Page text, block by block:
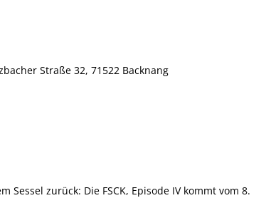
Straße 32, 71522 Backnang
zurück: Die FSCK, Episode IV kommt vom 8.